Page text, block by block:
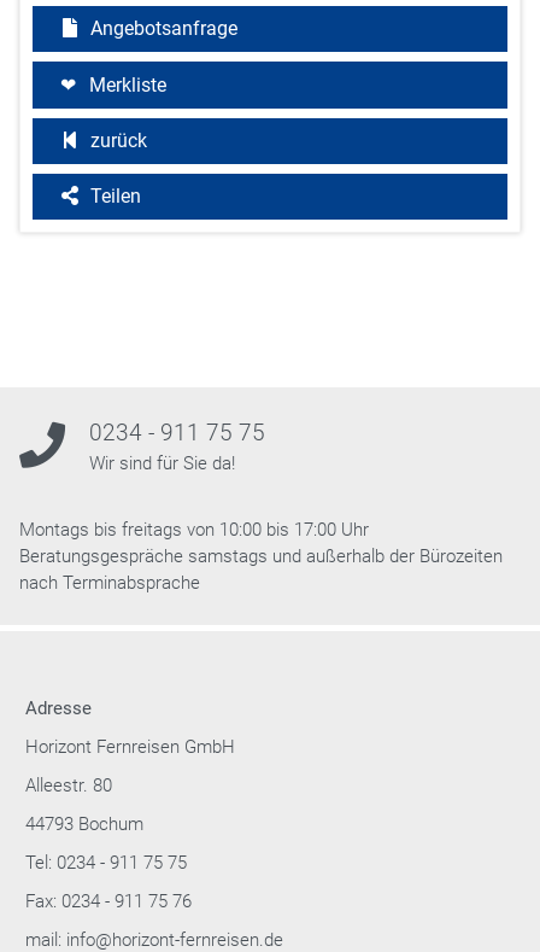
Angebotsanfrage
Merkliste
zurück
Teilen
0234 - 911 75 75
Wir sind für Sie da!
Montags bis freitags von 10:00 bis 17:00 Uhr
Beratungsgespräche samstags und außerhalb der Bürozeiten
nach Terminabsprache
Adresse
Horizont Fernreisen GmbH
Alleestr. 80
44793 Bochum
Tel: 0234 - 911 75 75
Fax: 0234 - 911 75 76
mail: info@horizont-fernreisen.de